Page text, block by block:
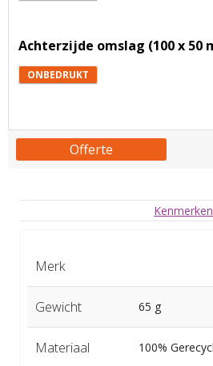
Achterzijde omslag (100 x 50
ONBEDRUKT
Offerte
Kenmerken
Merk
Gewicht 65 g
Materiaal 100%